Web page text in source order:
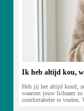
Ik heb altijd kou,
Heb jij het altijd koud,
waarom jouw lichaam
comfortabeler te voelen.